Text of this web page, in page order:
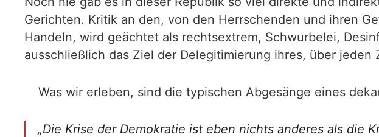
Gerichten. Kritik an den, von den Herrschenden und ihren
Handeln, wird geächtet als rechtsextrem, Schwurbelei,
ausschließlich das Ziel der Delegitimierung ihres, über
Was wir erleben, sind die typischen Abgesänge eines
„Die Krise der Demokratie ist eben nichts anderes als die